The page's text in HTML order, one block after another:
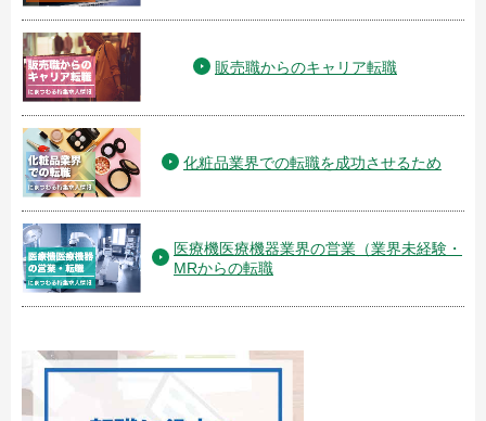
販売職からのキャリア転職
化粧品業界での転職を成功させるため
医療機医療機器業界の営業（業界未経験・
MRからの転職